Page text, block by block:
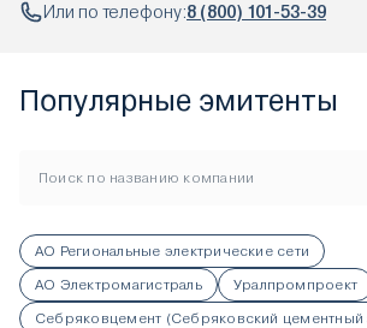
Или по телефону:8 (800) 101-53-39
Популярные эмитенты
АО Региональные электрические сети
АО Электромагистраль
Уралпромпроект
Себряковцемент (Себряковский цементный